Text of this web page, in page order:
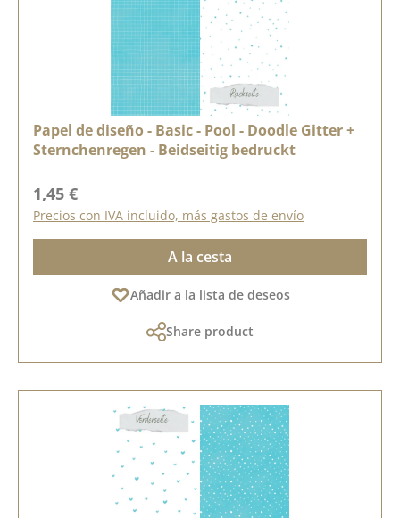
Papel de diseño - Basic - Pool - Doodle Gitter +
Sternchenregen - Beidseitig bedruckt
Precio normal:
1,45 €
Precios con IVA incluido, más gastos de envío
A la cesta
Añadir a la lista de deseos
Share product